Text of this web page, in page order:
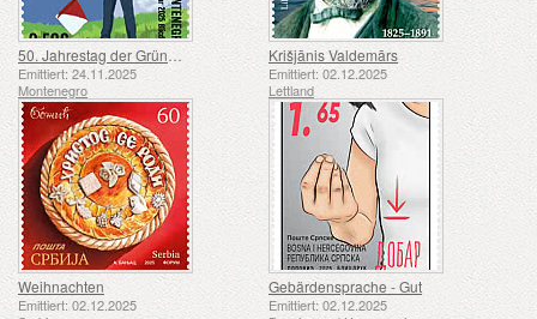
50. Jahrestag der Gründung der Pfadfindergruppe „24. November Bar Scout“
Emittiert: 24.11.2025
Montenegro
Krišjānis Valdemārs
Emittiert: 02.12.2025
Lettland
Weihnachten
Emittiert: 02.12.2025
Gebärdensprache - Gut
Emittiert: 02.12.2025